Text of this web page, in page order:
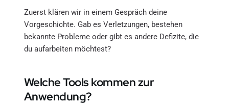
Zuerst klären wir in einem Gespräch deine
Vorgeschichte. Gab es Verletzungen, bestehen
bekannte Probleme oder gibt es andere Defizite, die
du aufarbeiten möchtest?
Welche Tools kommen zur
Anwendung?